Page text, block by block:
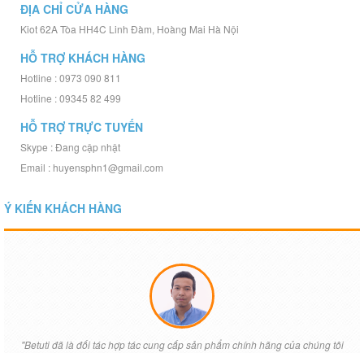
ĐỊA CHỈ CỬA HÀNG
Kiot 62A Tòa HH4C Linh Đàm, Hoàng Mai Hà Nội
HỖ TRỢ KHÁCH HÀNG
Hotline : 0973 090 811
Hotline : 09345 82 499
HỖ TRỢ TRỰC TUYẾN
Skype : Đang cập nhật
Email : huyensphn1@gmail.com
Ý KIẾN KHÁCH HÀNG
"Betuti đã là đối tác hợp tác cung cấp sản phẩm chính hãng của chúng tôi